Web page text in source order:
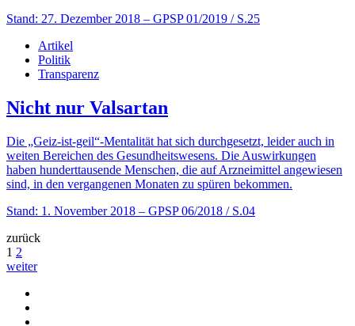
Stand: 27. Dezember 2018 – GPSP 01/2019 / S.25
Artikel
Politik
Transparenz
Nicht nur Valsartan
Die „Geiz-ist-geil“-Mentalität hat sich durchgesetzt, leider auch in
weiten Bereichen des Gesundheitswesens. Die Auswirkungen
haben hunderttausende Menschen, die auf Arzneimittel angewiesen
sind, in den vergangenen Monaten zu spüren bekommen.
Stand: 1. November 2018 – GPSP 06/2018 / S.04
zurück
1 2
weiter